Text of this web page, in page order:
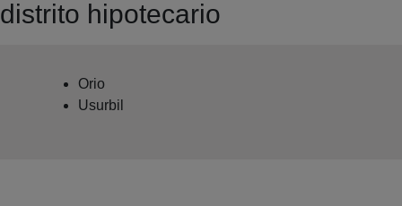
distrito hipotecario
Orio
Usurbil